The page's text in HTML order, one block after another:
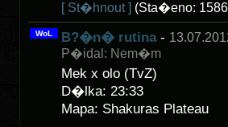
[ St�hnout ] (Sta�eno:
WoL B?�n� rutina-
P�idal: Nem�m
Mek x olo (TvZ)
D�lka: 23:33
Mapa: Shakuras Plateau